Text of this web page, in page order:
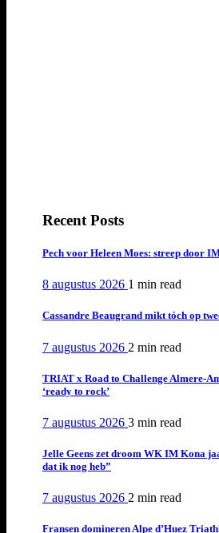
Recent Posts
Pech voor Heleen Moes: streep door
8 augustus 2026 1 min read
Cassandre Beaugrand mikt tóch op
7 augustus 2026 2 min read
TRIAT x Road to Challenge Almere-
‘ready to rock’
7 augustus 2026 3 min read
Jelle Geens zet droom WK IM Kona
dat ik nog heb”
7 augustus 2026 2 min read
Fransen domineren Alpe d’Huez